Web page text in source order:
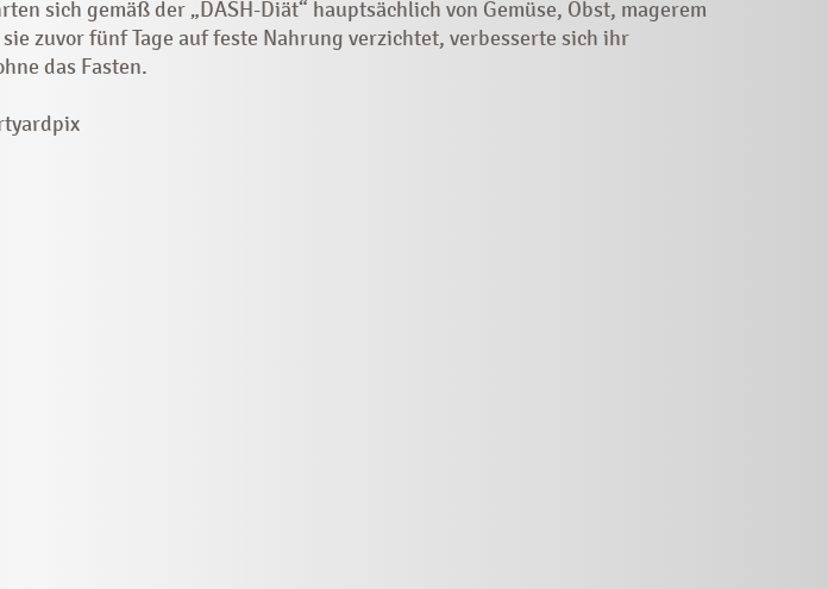
sich gemäß der „DASH-Diät“ hauptsächlich von Gemüse, Obst, magerem
zuvor fünf Tage auf feste Nahrung verzichtet, verbesserte sich ihr
das Fasten.